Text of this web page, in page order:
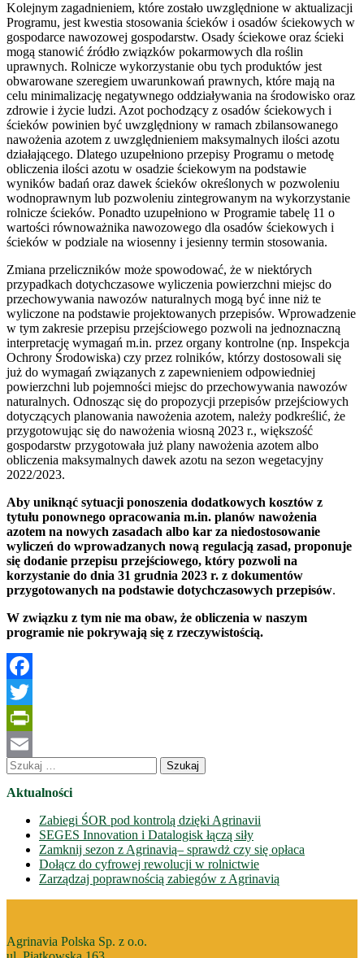
Kolejnym zagadnieniem, które zostało uwzględnione w aktualizacji
Programu, jest kwestia stosowania ścieków i osadów ściekowych w
gospodarce nawozowej gospodarstw. Osady ściekowe oraz ścieki
mogą stanowić źródło związków pokarmowych dla roślin
uprawnych. Rolnicze wykorzystanie obu tych produktów jest
obwarowane szeregiem uwarunkowań prawnych, które mają na
celu minimalizację negatywnego oddziaływania na środowisko oraz
zdrowie i życie ludzi. Azot pochodzący z osadów ściekowych i
ścieków powinien być uwzględniony w ramach zbilansowanego
nawożenia azotem z uwzględnieniem maksymalnych ilości azotu
działającego. Dlatego uzupełniono przepisy Programu o metodę
obliczenia ilości azotu w osadzie ściekowym na podstawie
wyników badań oraz dawek ścieków określonych w pozwoleniu
wodnoprawnym lub pozwoleniu zintegrowanym na wykorzystanie
rolnicze ścieków. Ponadto uzupełniono w Programie tabelę 11 o
wartości równoważnika nawozowego dla osadów ściekowych i
ścieków w podziale na wiosenny i jesienny termin stosowania.
Zmiana przeliczników może spowodować, że w niektórych
przypadkach dotychczasowe wyliczenia powierzchni miejsc do
przechowywania nawozów naturalnych mogą być inne niż te
wyliczone na podstawie projektowanych przepisów. Wprowadzenie
w tym zakresie przepisu przejściowego pozwoli na jednoznaczną
interpretację wymagań m.in. przez organy kontrolne (np. Inspekcja
Ochrony Środowiska) czy przez rolników, którzy dostosowali się
już do wymagań związanych z zapewnieniem odpowiedniej
powierzchni lub pojemności miejsc do przechowywania nawozów
naturalnych. Odnosząc się do propozycji przepisów przejściowych
dotyczących planowania nawożenia azotem, należy podkreślić, że
przygotowując się do nawożenia wiosną 2023 r., większość
gospodarstw przygotowała już plany nawożenia azotem albo
obliczenia maksymalnych dawek azotu na sezon wegetacyjny
2022/2023.
Aby uniknąć sytuacji ponoszenia dodatkowych kosztów z
tytułu ponownego opracowania m.in. planów nawożenia
azotem na nowych zasadach albo kar za niedostosowanie
wyliczeń do wprowadzanych nową regulacją zasad, proponuje
się dodanie przepisu przejściowego, który pozwoli na
korzystanie do dnia 31 grudnia 2023 r. z dokumentów
przygotowanych na podstawie dotychczasowych przepisów.
W związku z tym nie ma obaw, że obliczenia w naszym
programie nie pokrywają się z rzeczywistością.
Facebook
Twitter
PrintFriendly
Email
Szukaj:
Aktualności
Zabiegi ŚOR pod kontrolą dzięki Agrinavii
SEGES Innovation i Datalogisk łączą siły
Zamknij sezon z Agrinavią– sprawdż czy się opłaca
Dołącz do cyfrowej rewolucji w rolnictwie
Zarządzaj poprawnością zabiegów z Agrinavią
Agrinavia Polska Sp. z o.o.